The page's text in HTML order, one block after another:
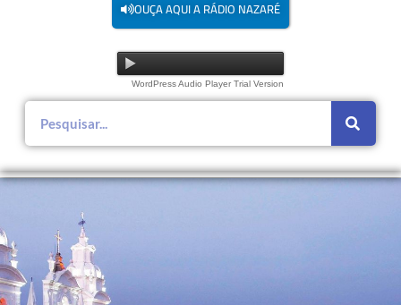
OUÇA AQUI A RÁDIO NAZARÉ
WordPress Audio Player Trial Version